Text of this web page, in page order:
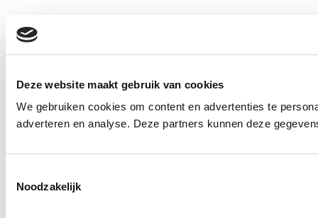
Deze website maakt gebruik van cookies
We gebruiken cookies om content en advertenties te
adverteren en analyse. Deze partners kunnen deze
Noodzakelijk